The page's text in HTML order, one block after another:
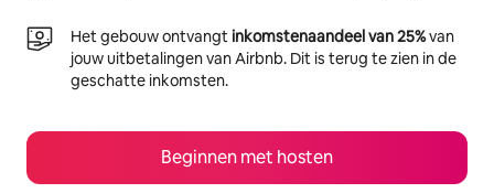
Het gebouw ontvangtinkomstenaandeel van 25%van
jouw uitbetalingen van Airbnb. Dit is terug te zien in de
geschatte inkomsten.
Beginnen met hosten